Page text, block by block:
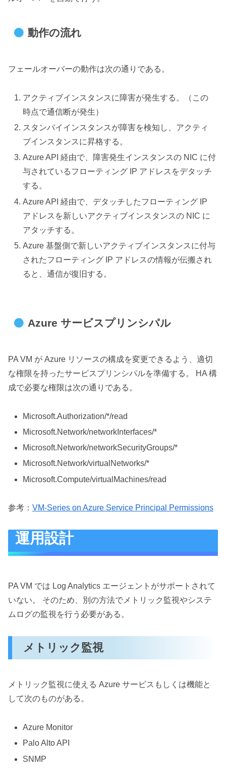
動作の流れ
フェールオーバーの動作は次の通りである。
アクティブインスタンスに障害が発生する。（この
時点で通信断が発生）
スタンバイインスタンスが障害を検知し、アクティ
ブインスタンスに昇格する。
Azure API 経由で、障害発生インスタンスの NIC に付
与されているフローティング IP アドレスをデタッチ
する。
Azure API 経由で、デタッチしたフローティング IP
アドレスを新しいアクティブインスタンスの NIC に
アタッチする。
Azure 基盤側で新しいアクティブインスタンスに付与
されたフローティング IP アドレスの情報が伝搬され
ると、通信が復旧する。
Azure サービスプリンシパル
PA VM が Azure リソースの構成を変更できるよう、適切
な権限を持ったサービスプリンシパルを準備する。 HA 構
成で必要な権限は次の通りである。
Microsoft.Authorization/*/read
Microsoft.Network/networkInterfaces/*
Microsoft.Network/networkSecurityGroups/*
Microsoft.Network/virtualNetworks/*
Microsoft.Compute/virtualMachines/read
参考： VM-Series on Azure Service Principal Permissions
運用設計
PA VM では Log Analytics エージェントがサポートされて
いない。 そのため、別の方法でメトリック監視やシステ
ムログの監視を行う必要がある。
メトリック監視
メトリック監視に使える Azure サービスもしくは機能と
して次のものがある。
Azure Monitor
Palo Alto API
SNMP